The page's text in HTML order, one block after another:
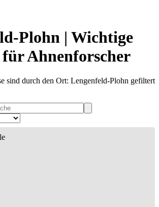
Plohn | Wichtige
für Ahnenforscher
sind durch den Ort: Lengenfeld-Plohn gefiltert